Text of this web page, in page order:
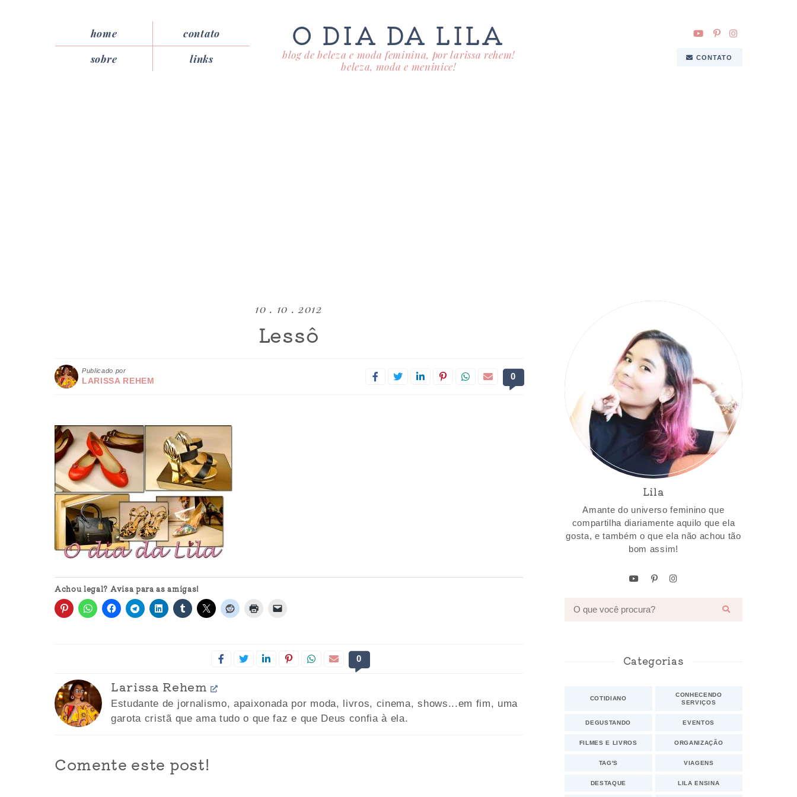
home
contato
sobre
links
O DIA DA LILA
blog de beleza e moda feminina, por larissa rehem!
beleza, moda e meninice!
CONTATO
10 . 10 . 2012
Lessô
Publicado por
LARISSA REHEM 0
Achou legal? Avisa para as amigas!
0
Larissa Rehem
Estudante de jornalismo, apaixonada por moda, livros, cinema, shows...em fim, uma
garota cristã que ama tudo o que faz e que Deus confia à ela.
Comente este post!
Lila
Amante do universo feminino que
compartilha diariamente aquilo que ela
gosta, e também o que ela não achou tão
bom assim!
Categorias
COTIDIANO
CONHECENDO
SERVIÇOS
DEGUSTANDO EVENTOS
FILMES E LIVROS ORGANIZAÇÃO
TAG'S VIAGENS
DESTAQUE LILA ENSINA